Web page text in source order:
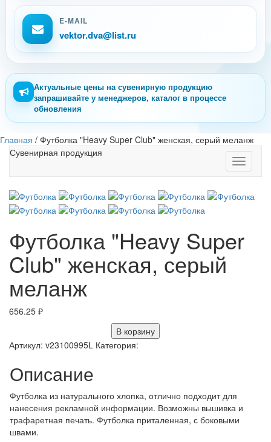
E-MAIL
vektor.dva@list.ru
Актуальные цены на сувенирную продукцию
запрашивайте у менеджеров, каталог в процессе
обновления
Главная / Футболка "Heavy Super Club" женская, серый меланж
Toggle
Сувенирная продукция
Футболка "Heavy Super
Club" женская, серый
меланж
656.25 ₽
В корзину
Артикул: v23100995L Категория:
Описание
Футболка из натурального хлопка, отлично подходит для
нанесения рекламной информации. Возможны вышивка и
трафаретная печать. Футболка приталенная, с боковыми
швами.